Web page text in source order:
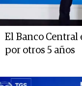
El Banco Central
por otros 5 años